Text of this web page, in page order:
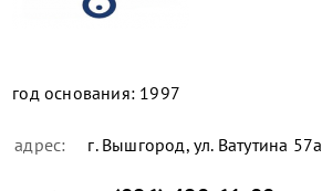
год основания: 1997
адрес: г. Вышгород, ул. Ватутина 57а